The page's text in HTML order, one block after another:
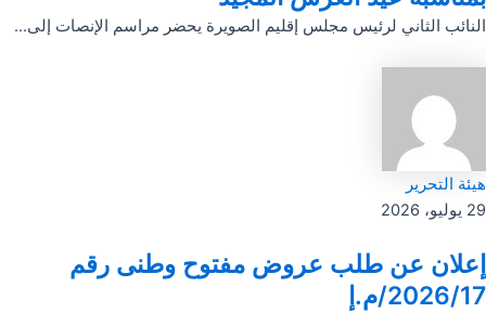
النائب الثاني لرئيس مجلس إقليم الصويرة يحضر مراسم الإنصات إلى...
هيئة التحرير
29 يوليو، 2026
إعلان عن طلب عروض مفتوح وطنى رقم
2026/17/م.إ